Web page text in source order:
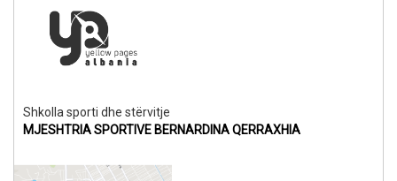
Shkolla sporti dhe stërvitje
MJESHTRIA SPORTIVE BERNARDINA QERRAXHIA